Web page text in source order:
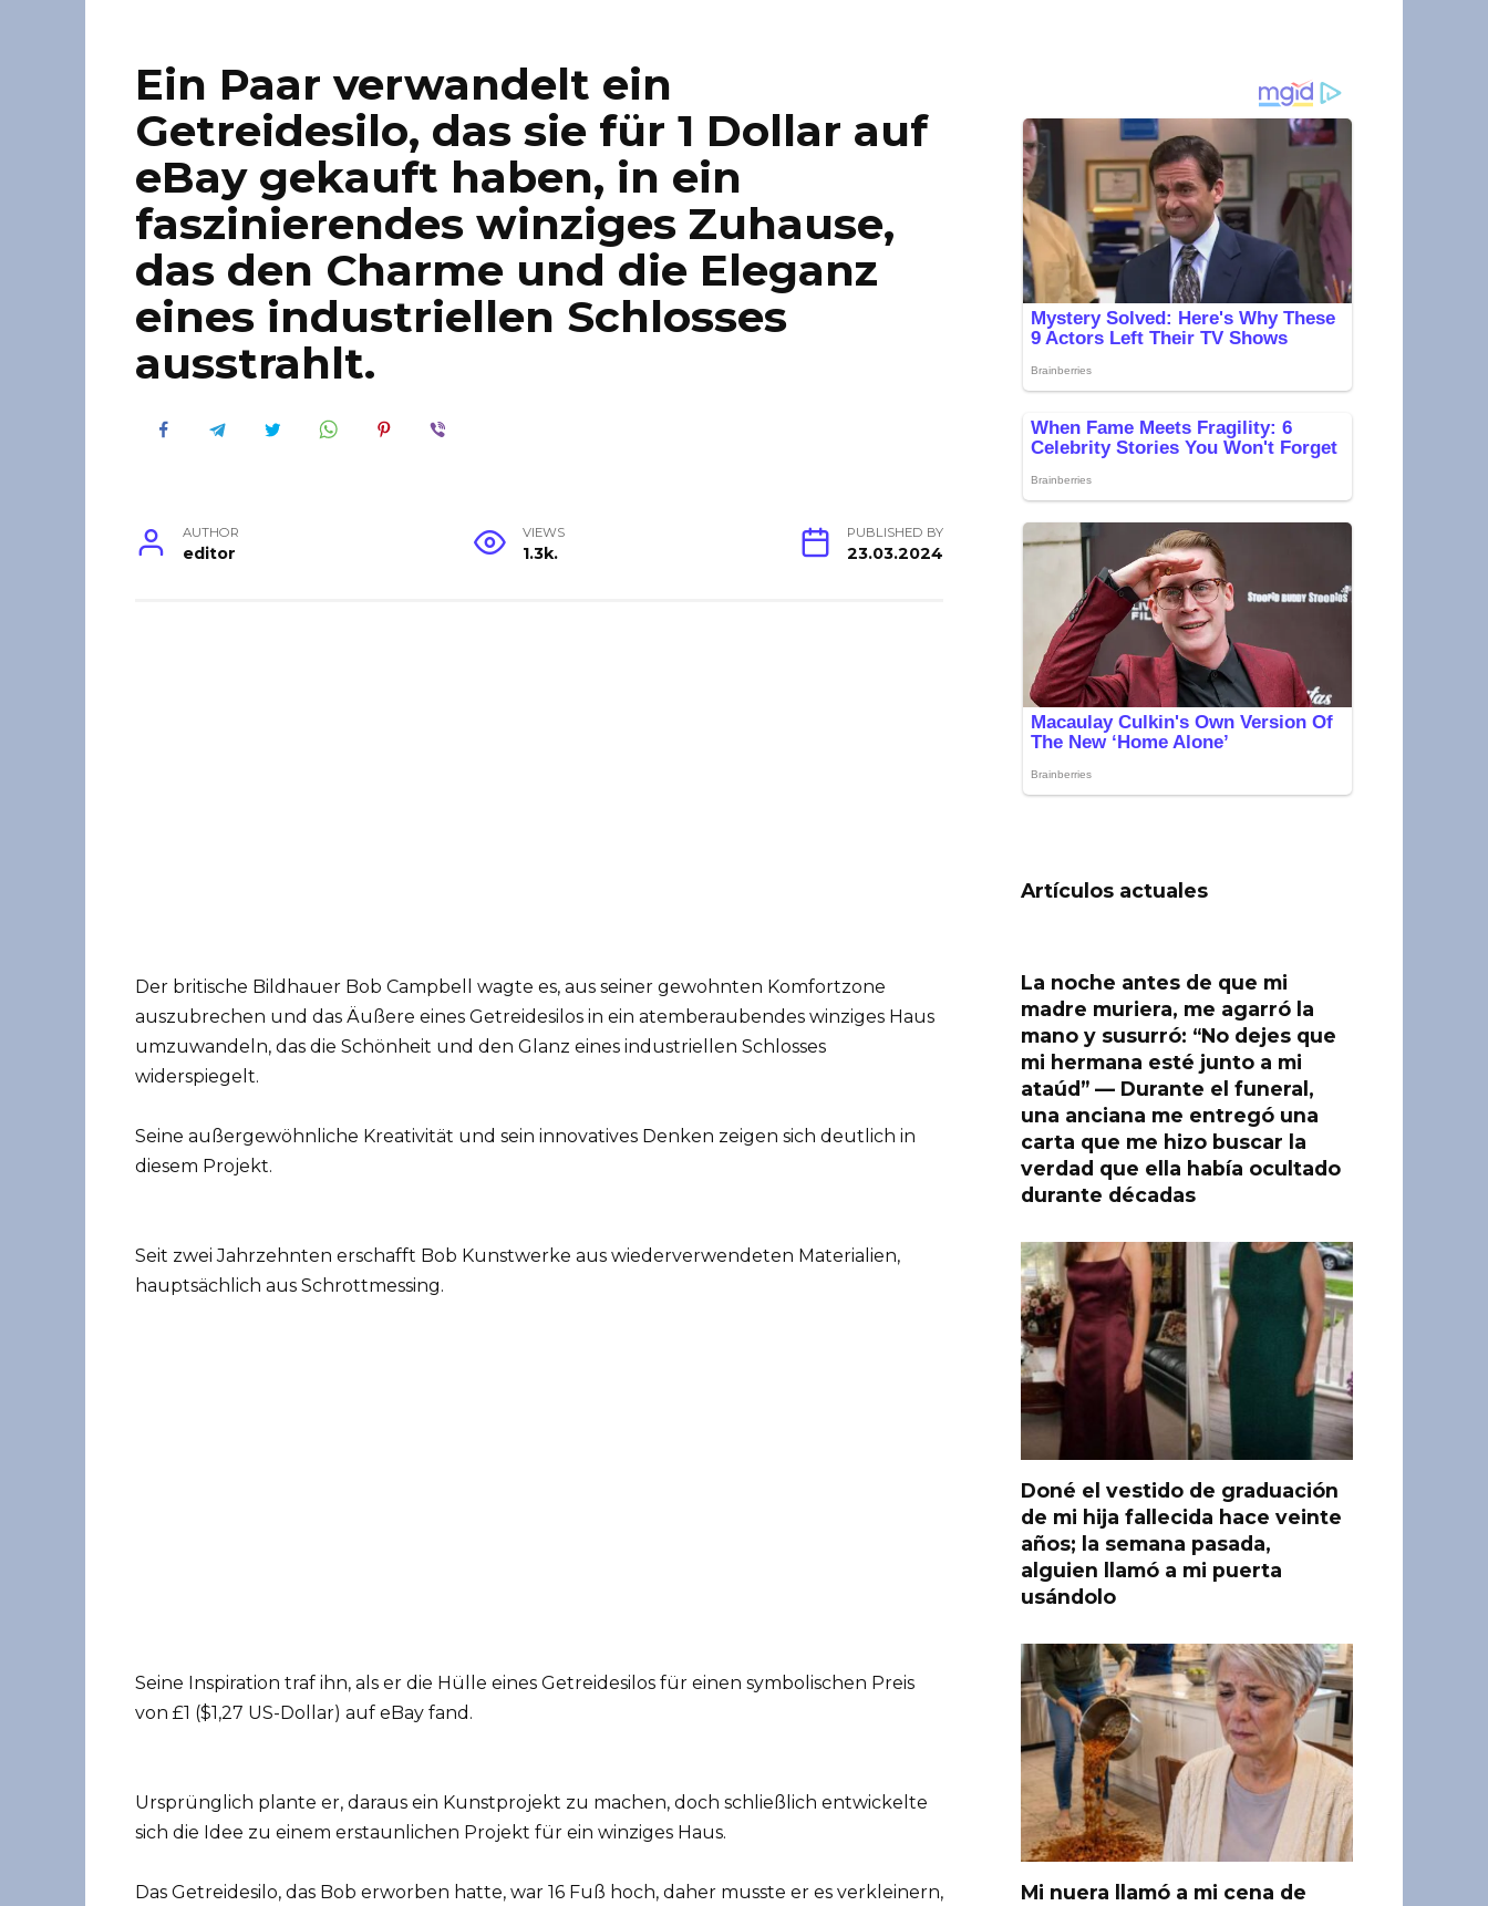
Ein Paar verwandelt ein
Getreidesilo, das sie für 1 Dollar auf
eBay gekauft haben, in ein
faszinierendes winziges Zuhause,
das den Charme und die Eleganz
eines industriellen Schlosses
ausstrahlt.
AUTHOR
editor
VIEWS
1.3k.
PUBLISHED BY
23.03.2024
Der britische Bildhauer Bob Campbell wagte es, aus seiner gewohnten Komfortzone
auszubrechen und das Äußere eines Getreidesilos in ein atemberaubendes winziges Haus
umzuwandeln, das die Schönheit und den Glanz eines industriellen Schlosses
widerspiegelt.
Seine außergewöhnliche Kreativität und sein innovatives Denken zeigen sich deutlich in
diesem Projekt.
Seit zwei Jahrzehnten erschafft Bob Kunstwerke aus wiederverwendeten Materialien,
hauptsächlich aus Schrottmessing.
Seine Inspiration traf ihn, als er die Hülle eines Getreidesilos für einen symbolischen Preis
von £1 ($1,27 US-Dollar) auf eBay fand.
Ursprünglich plante er, daraus ein Kunstprojekt zu machen, doch schließlich entwickelte
sich die Idee zu einem erstaunlichen Projekt für ein winziges Haus.
Das Getreidesilo, das Bob erworben hatte, war 16 Fuß hoch, daher musste er es verkleinern,
Artículos actuales
La noche antes de que mi
madre muriera, me agarró la
mano y susurró: “No dejes que
mi hermana esté junto a mi
ataúd” — Durante el funeral,
una anciana me entregó una
carta que me hizo buscar la
verdad que ella había ocultado
durante décadas
Doné el vestido de graduación
de mi hija fallecida hace veinte
años; la semana pasada,
alguien llamó a mi puerta
usándolo
Mi nuera llamó a mi cena de